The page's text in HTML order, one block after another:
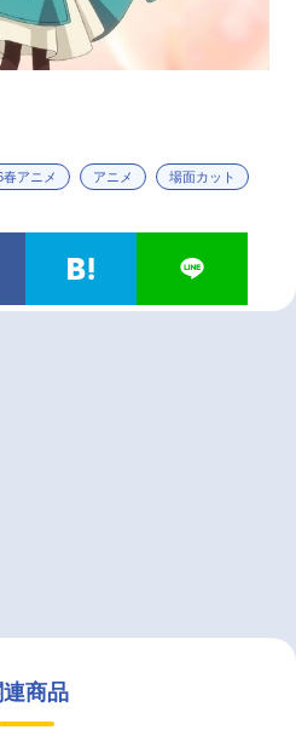
春アニメ アニメ 場面カット
連商品